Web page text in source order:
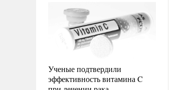
Ученые подтвердили
эффективность витамина C